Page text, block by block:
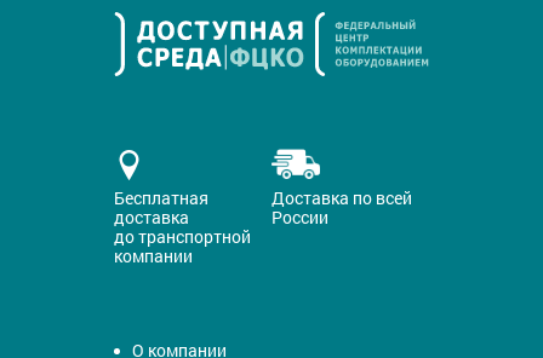
Бесплатная
доставка
до транспортной
компании
Доставка по всей
России
О компании